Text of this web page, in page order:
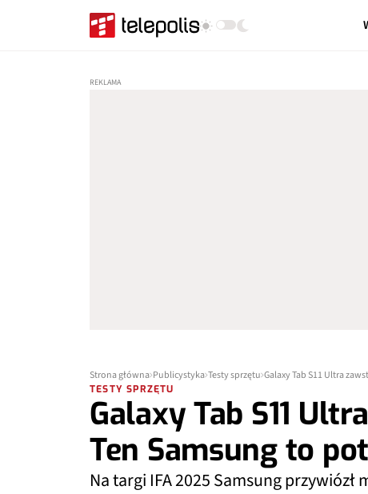
Strona główna Publicystyka Testy sprzętu Galaxy Tab S11 Ultra
TESTY SPRZĘTU
Galaxy Tab S11
Ten Samsung to
Na targi IFA 2025 Samsung